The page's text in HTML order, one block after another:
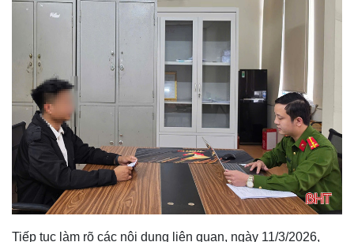
Tiếp tục làm rõ các nội dung liên quan, ngày 11/3/2026,